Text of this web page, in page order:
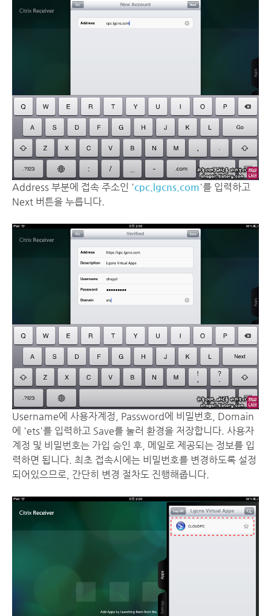
Address 부분에 접속 주소인 'cpc.lgcns.com'를 입력하고
Next 버튼을 누릅니다.
Username에 사용자계정, Password에 비밀번호, Domain
에 'ets'를 입력하고 Save를 눌러 환경을 저장합니다. 사용자
계정 및 비밀번호는 가입 승인 후, 메일로 제공되는 정보를 입
력하면 됩니다. 최초 접속시에는 비밀번호를 변경하도록 설정
되어있으므로, 간단히 변경 절차도 진행해줍니다.